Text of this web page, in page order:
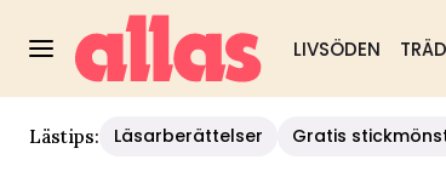
LIVSÖDEN
Lästips: Läsarberättelser Gratis